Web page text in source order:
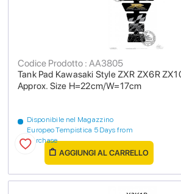
Tank Pad Kawasaki Style ZXR ZX6R
Approx. Size H=22cm/W=17cm
Codice Prodotto : AA3805
Disponibile nel Magazzino
Europeo Tempistica 5 Days from
purchase
AGGIUNGI AL CARRELLO